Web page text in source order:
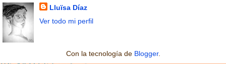
Lluïsa Díaz
Ver todo mi perfil
Con la tecnología de Blogger.